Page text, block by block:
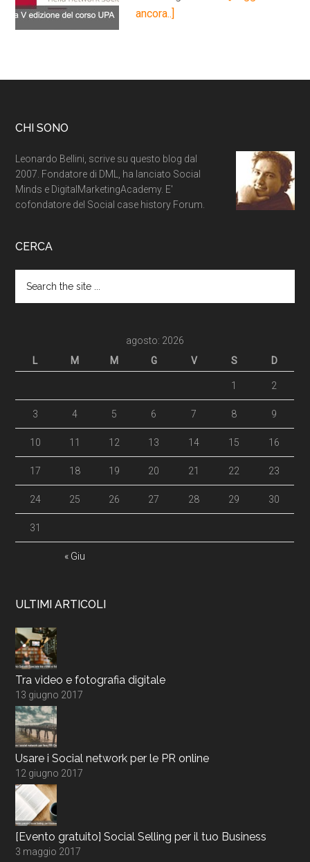
ancora..]
CHI SONO
Leonardo Bellini, scrive su questo blog dal
2007. Fondatore di DML, ha lanciato Social
Minds e DigitalMarketingAcademy. E'
cofondatore del Social case history Forum.
CERCA
agosto: 2026
L
M M G V S D
« Giu
1 2
3 4 5 6 7 8 9
10 11 12 13 14 15 16
17 18 19 20 21 22 23
24 25 26 27 28 29 30
31
ULTIMI ARTICOLI
Tra video e fotografia digitale
13 giugno 2017
Usare i Social network per le PR online
12 giugno 2017
[Evento gratuito] Social Selling per il tuo Business
3 maggio 2017